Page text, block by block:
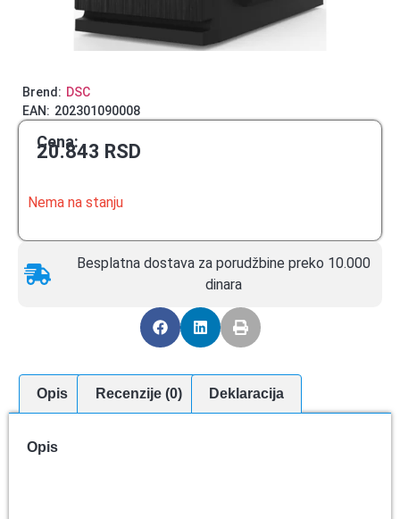
Brend: DSC
EAN: 202301090008
Cena:
20.843 RSD
Nema na stanju
Besplatna dostava za porudžbine preko 10.000
dinara
Opis Recenzije (0) Deklaracija
Opis